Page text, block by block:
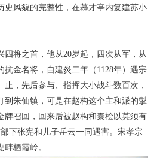
史风貌的完整性，在慕才亭内复建苏小
四将之首，他从20岁起，四次从军，从
抗金名将，自建炎二年（1128年）遇宗
止，先后参与、指挥大小战斗数百次，
到朱仙镇，可是在赵构这个主和派的掣
牌召回，回来后被赵构和秦桧以莫须有
下张宪和儿子岳云一同遇害。宋孝宗
栖霞岭。